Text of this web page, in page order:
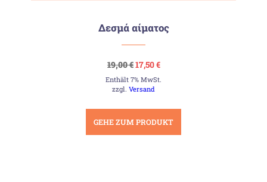
Δεσμά αίματος
19,00€Ursprünglicher
Preis
war:
19,00 €
17,50€Aktueller
ist:
Enthält 7% MwSt.
zzgl.Versand
GEHE ZUM PRODUKT